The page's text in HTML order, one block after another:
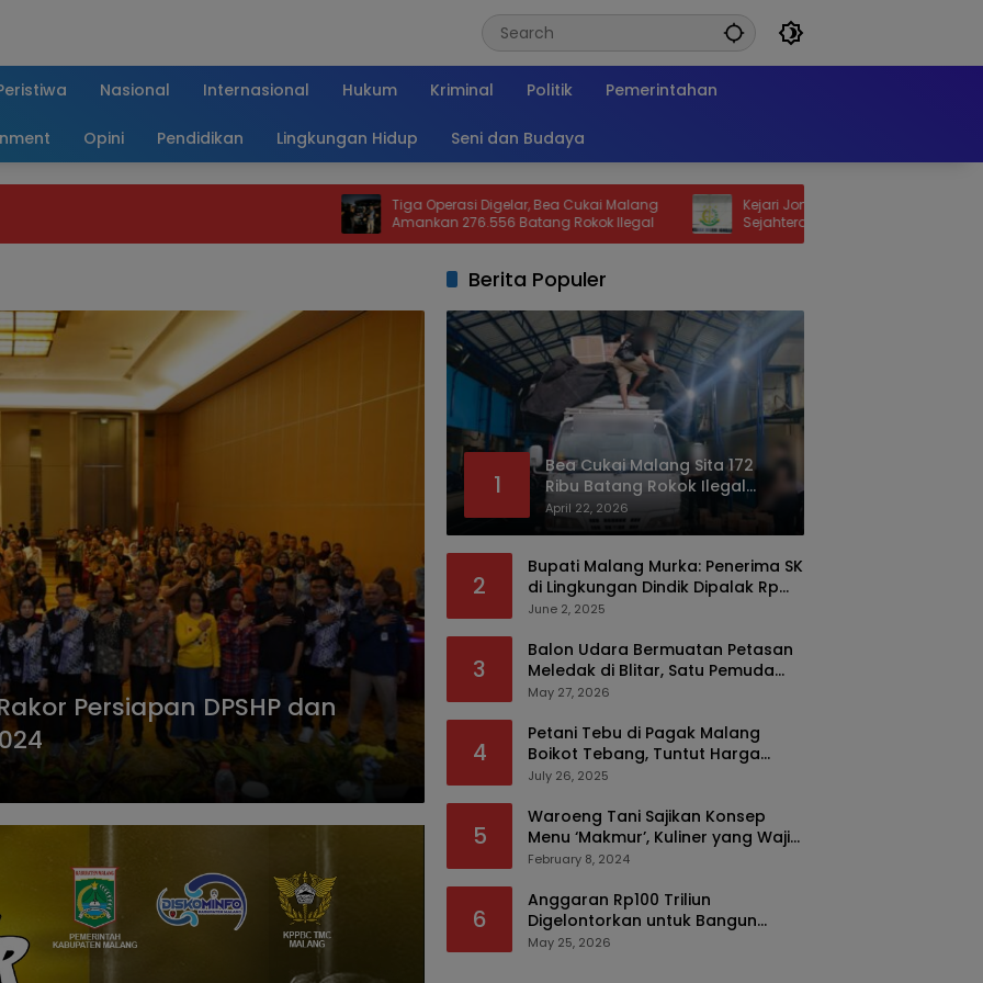
Nasional Internasional Hukum Kriminal Politik Pemerintahan
Opini Pendidikan Lingkungan Hidup Seni dan Budaya
Tiga Operasi Digelar, Bea Cukai Malang
Amankan 276.556 Batang Rokok Ilegal
Kejari Jombang Periksa Ketua KPRI
Sejahtera Hartono, Ini yang Didalami
Persiapan DPSHP dan
Berita Populer
1
Bea Cukai Malang Sita 172
Ribu Batang Rokok Ilegal
Bermodus Kemasan Sabun
April 22, 2026
2
Bupati Malang Murka: Penerima SK
di Lingkungan Dindik Dipalak Rp
150 Ribu Pakai Modus Tumpengan,
June 2, 2025
3
Balon Udara Bermuatan Petasan
Meledak di Blitar, Satu Pemuda
Tewas dan Dua Anak Luka Serius
May 27, 2026
4
Petani Tebu di Pagak Malang
Boikot Tebang, Tuntut Harga
yang Layak
July 26, 2025
5
Waroeng Tani Sajikan Konsep
Menu ‘Makmur’, Kuliner yang Wajib
Dikunjungi di Malang
February 8, 2024
6
Anggaran Rp100 Triliun
Digelontorkan untuk Bangun
Kembali Sumatra, Hunian Korban
May 25, 2026